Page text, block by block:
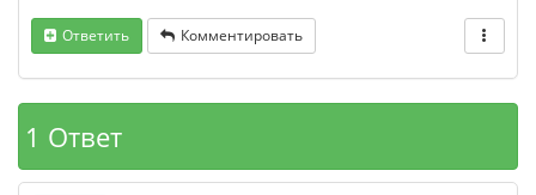
Ответить Комментировать
1 Ответ